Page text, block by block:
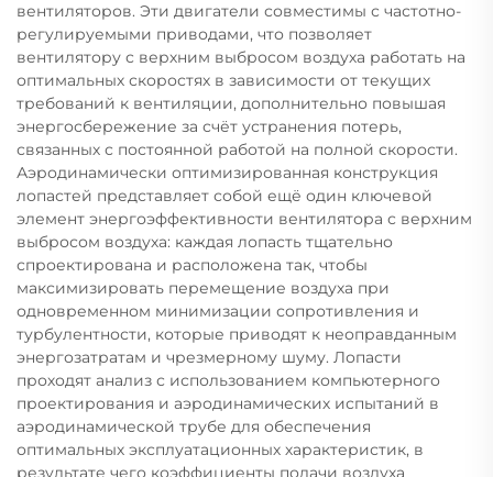
вентиляторов. Эти двигатели совместимы с частотно-
регулируемыми приводами, что позволяет
вентилятору с верхним выбросом воздуха работать на
оптимальных скоростях в зависимости от текущих
требований к вентиляции, дополнительно повышая
энергосбережение за счёт устранения потерь,
связанных с постоянной работой на полной скорости.
Аэродинамически оптимизированная конструкция
лопастей представляет собой ещё один ключевой
элемент энергоэффективности вентилятора с верхним
выбросом воздуха: каждая лопасть тщательно
спроектирована и расположена так, чтобы
максимизировать перемещение воздуха при
одновременном минимизации сопротивления и
турбулентности, которые приводят к неоправданным
энергозатратам и чрезмерному шуму. Лопасти
проходят анализ с использованием компьютерного
проектирования и аэродинамических испытаний в
аэродинамической трубе для обеспечения
оптимальных эксплуатационных характеристик, в
результате чего коэффициенты подачи воздуха